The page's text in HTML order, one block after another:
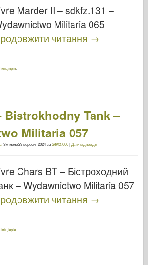
Marder II – sdkfz.131 –
Militaria 065
читання →
Bistrokhodny Tank –
Militaria 057
Змінено29 вересня 2024заSdKfz.000| Дати відповідь
Chars BT – Бістроходний
– Wydawnictwo Militaria 057
читання →